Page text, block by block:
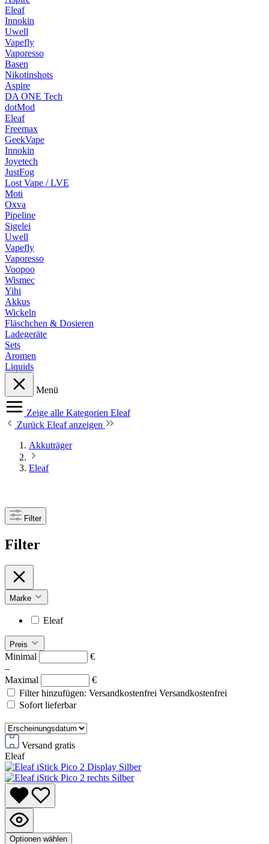
Eleaf
Innokin
Uwell
Vapefly
Vaporesso
Basen
Nikotinshots
Aspire
DA ONE Tech
dotMod
Eleaf
Freemax
GeekVape
Innokin
Joyetech
JustFog
Lost Vape / LVE
Moti
Oxva
Pipeline
Sigelei
Uwell
Vapefly
Vaporesso
Voopoo
Wismec
Yihi
Akkus
Wickeln
Fläschchen & Dosieren
Ladegeräte
Sets
Aromen
Liquids
Menü
Zeige alle Kategorien Eleaf
Zurück Eleaf anzeigen
Akkuträger
Eleaf
Filter
Filter
Marke
Eleaf
Preis
Minimal
€
–
Maximal
€
Filter hinzufügen: Versandkostenfrei Versandkostenfrei
Sofort lieferbar
Versand gratis
Eleaf
Optionen wählen